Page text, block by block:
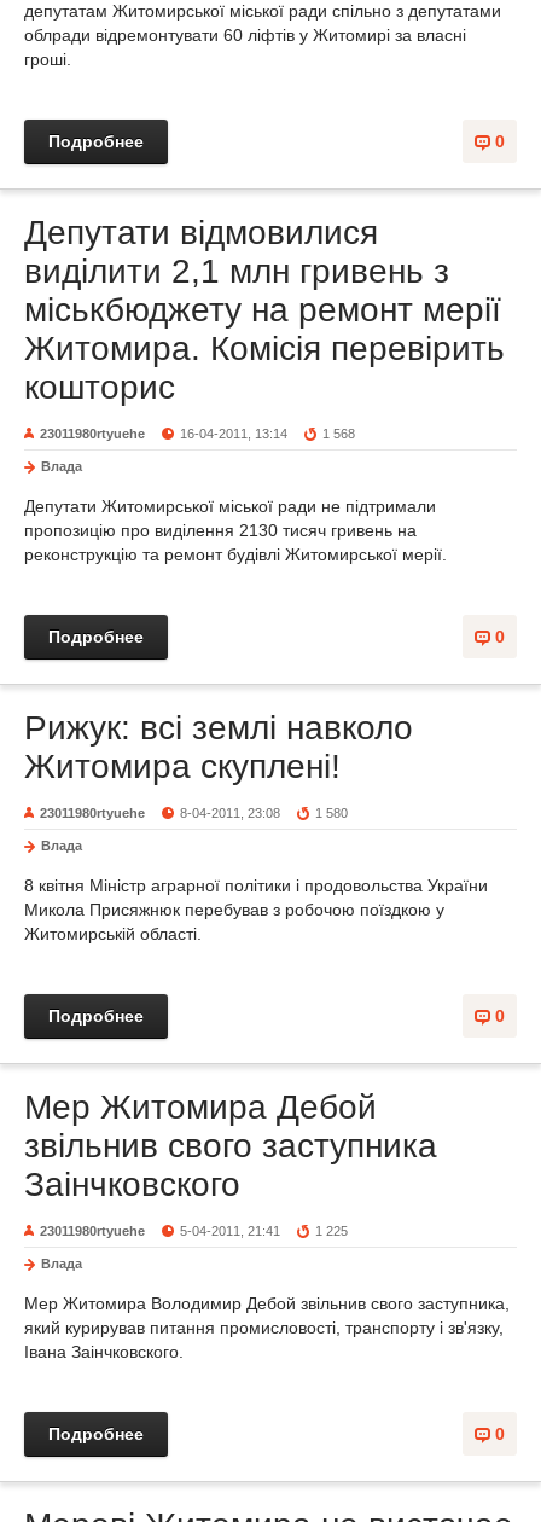
депутатам Житомирської міської ради спільно з депутатами
облради відремонтувати 60 ліфтів у Житомирі за власні
гроші.
0
Подробнее
Депутати відмовилися
виділити 2,1 млн гривень з
міськбюджету на ремонт мерії
Житомира. Комісія перевірить
кошторис
23011980rtyuehe 16-04-2011, 13:14 1 568
Влада
Депутати Житомирської міської ради не підтримали
пропозицію про виділення 2130 тисяч гривень на
реконструкцію та ремонт будівлі Житомирської мерії.
0
Подробнее
Рижук: всі землі навколо
Житомира скуплені!
23011980rtyuehe 8-04-2011, 23:08 1 580
Влада
8 квітня Міністр аграрної політики і продовольства України
Микола Присяжнюк перебував з робочою поїздкою у
Житомирській області.
0
Подробнее
Мер Житомира Дебой
звільнив свого заступника
Заінчковского
23011980rtyuehe 5-04-2011, 21:41 1 225
Влада
Мер Житомира Володимир Дебой звільнив свого заступника,
який курирував питання промисловості, транспорту і зв'язку,
Івана Заінчковского.
0
Подробнее